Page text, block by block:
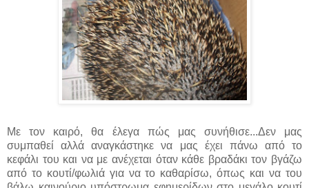
Με τον καιρό, θα έλεγα πώς μας συνήθισε...Δεν μας
συμπαθεί αλλά αναγκάστηκε να μας έχει πάνω από το
κεφάλι του και να με ανέχεται όταν κάθε βραδάκι τον βγάζω
από το κουτί/φωλιά για να το καθαρίσω, όπως και να του